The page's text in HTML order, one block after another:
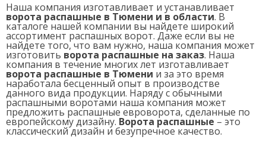
Наша компания изготавливает и устанавливает
ворота распашные в Тюмени и в области. В
каталоге нашей компании вы найдете широкий
ассортимент распашных ворот. Даже если вы не
найдете того, что вам нужно, наша компания может
изготовить ворота распашные на заказ. Наша
компания в течение многих лет изготавливает
ворота распашные в Тюмени и за это время
наработала бесценный опыт в производстве
данного вида продукции. Наряду с обычными
распашными воротами наша компания может
предложить распашные евроворота, сделанные по
европейскому дизайну. Ворота распашные – это
классический дизайн и безупречное качество.